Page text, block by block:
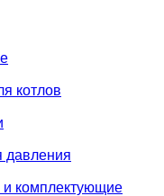
котлов
давления
и комплектующие